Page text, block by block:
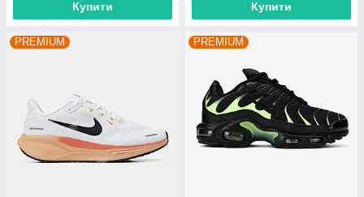
Купити Купити
PREMIUM PREMIUM